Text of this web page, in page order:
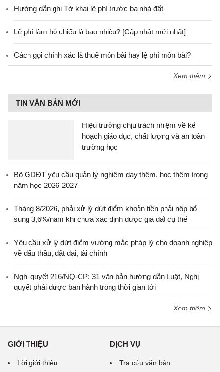
Hướng dẫn ghi Tờ khai lệ phí trước bạ nhà đất
Lệ phí làm hộ chiếu là bao nhiêu? [Cập nhật mới nhất]
Cách gọi chính xác là thuế môn bài hay lệ phí môn bài?
Xem thêm
TIN VĂN BẢN MỚI
Hiệu trưởng chịu trách nhiệm về kế
hoạch giáo dục, chất lượng và an toàn
trường học
Bộ GDĐT yêu cầu quản lý nghiêm dạy thêm, học thêm trong
năm học 2026-2027
Tháng 8/2026, phải xử lý dứt điểm khoản tiền phải nộp bổ
sung 3,6%/năm khi chưa xác định được giá đất cụ thể
Yêu cầu xử lý dứt điểm vướng mắc pháp lý cho doanh nghiệp
về đấu thầu, đất đai, tài chính
Nghị quyết 216/NQ-CP: 31 văn bản hướng dẫn Luật, Nghị
quyết phải được ban hành trong thời gian tới
Xem thêm
GIỚI THIỆU
Lời giới thiệu
DỊCH VỤ
Tra cứu văn bản